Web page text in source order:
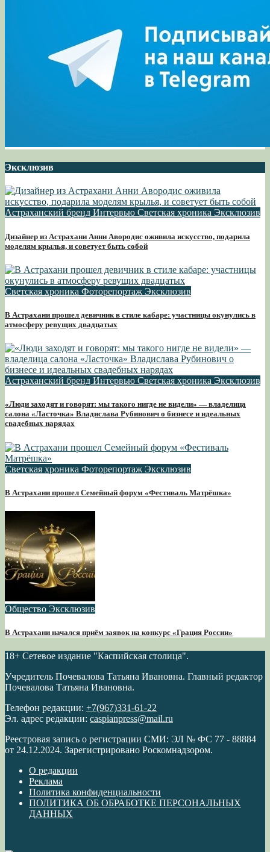
Эксклюзив
Астраханский бренд Интервью Светская хроника Эксклюзив
Дизайнер из Астрахани Анни Авородис оживила искусство, подарила
моделям крылья, и советует быть собой
Светская хроника Фоторепортаж Эксклюзив
В Астрахани прошел девичник в стиле кабаре: участницы окунулись в
атмосферу ревущих двадцатых
Астраханский бренд Интервью Светская хроника Эксклюзив
«Люди заходят и говорят: мы такого нигде не видели» — владелица
салона «Ласточка» Владислава Рубинович о бизнесе и идеальных
свадебных нарядах
Светская хроника Фоторепортаж Эксклюзив
В Астрахани прошел Семейный форум «Фестиваль Матрёшка»
Общество Эксклюзив
В Астрахани начался приём заявок на конкурс «Грация России»
18+ Сетевое издание "Каспийская столица".
Учредитель Почевалова Татьяна Ивановна. Главный редактор
Почевалова Татьяна Ивановна.
Телефон редакции: +7(967)331-61-22
Эл. адрес редакции: caspianpress@mail.ru
Реестровая запись о регистрации СМИ: ЭЛ № ФС 77 - 88884
от 24.12.2024. Зарегистрировано Роскомнадзором.
О редакции
Реклама
Политика конфиденциальности
ПОЛИТИКА ОБ ОБРАБОТКЕ ПЕРСОНАЛЬНЫХ
ДАННЫХ